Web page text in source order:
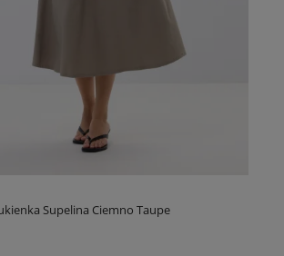
Supelina Ciemno Taupe